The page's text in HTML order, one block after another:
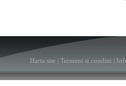
Harta site Termeni si conditii